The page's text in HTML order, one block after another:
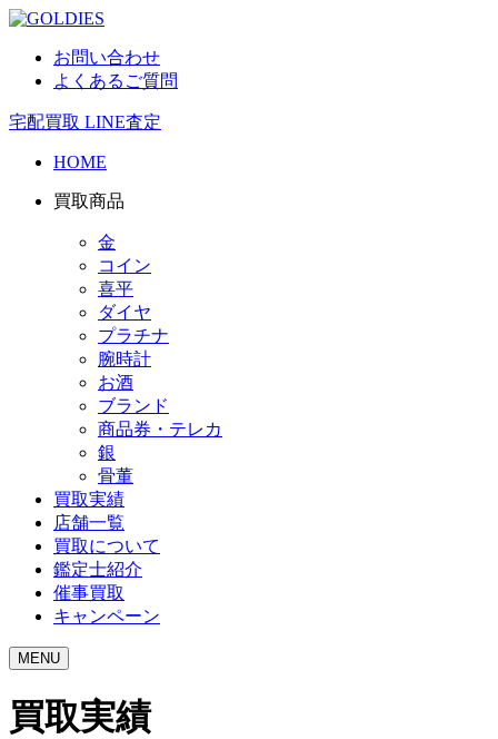
お問い合わせ
よくあるご質問
宅配買取 LINE査定
HOME
買取商品
金
コイン
喜平
ダイヤ
プラチナ
腕時計
お酒
ブランド
商品券・テレカ
銀
骨董
買取実績
店舗一覧
買取について
鑑定士紹介
催事買取
キャンペーン
MENU
買取実績